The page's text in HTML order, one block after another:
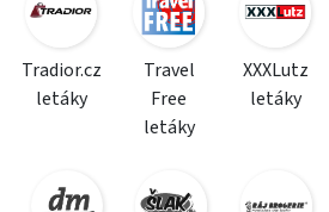
Tradior.cz
letáky
Travel
Free
letáky
XXXLutz
letáky